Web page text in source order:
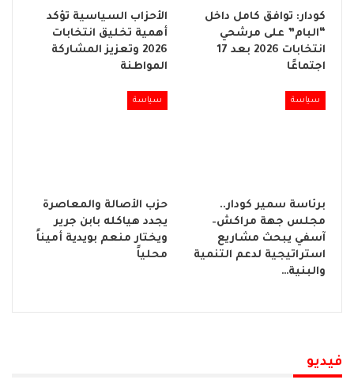
كودار: توافق كامل داخل
“البام” على مرشحي
انتخابات 2026 بعد 17
اجتماعًا
الأحزاب السياسية تؤكد
أهمية تخليق انتخابات
2026 وتعزيز المشاركة
المواطنة
سياسة
برئاسة سمير كودار..
مجلس جهة مراكش–
آسفي يبحث مشاريع
استراتيجية لدعم التنمية
والبنية…
سياسة
حزب الأصالة والمعاصرة
يجدد هياكله بابن جرير
ويختار منعم بويدية أميناً
محلياً
فيديو